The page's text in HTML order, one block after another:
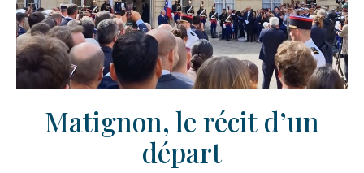
Matignon, le récit d’un
départ